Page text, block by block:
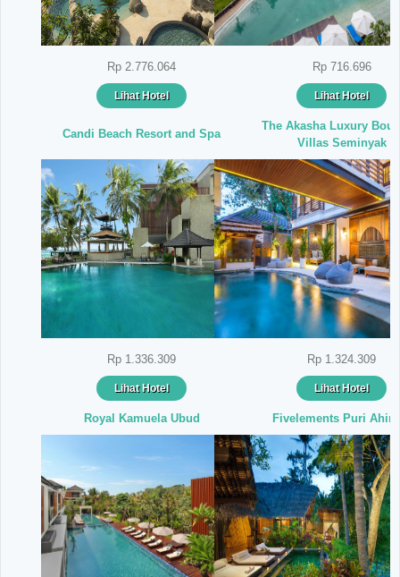
Rp 2.776.064 Rp 716.696
Lihat Hotel Lihat Hotel
Candi Beach Resort and Spa
The Akasha Luxury
Villas Seminyak
Rp 1.336.309 Rp 1.324.309
Lihat Hotel Lihat Hotel
Royal Kamuela Ubud Fivelements Puri